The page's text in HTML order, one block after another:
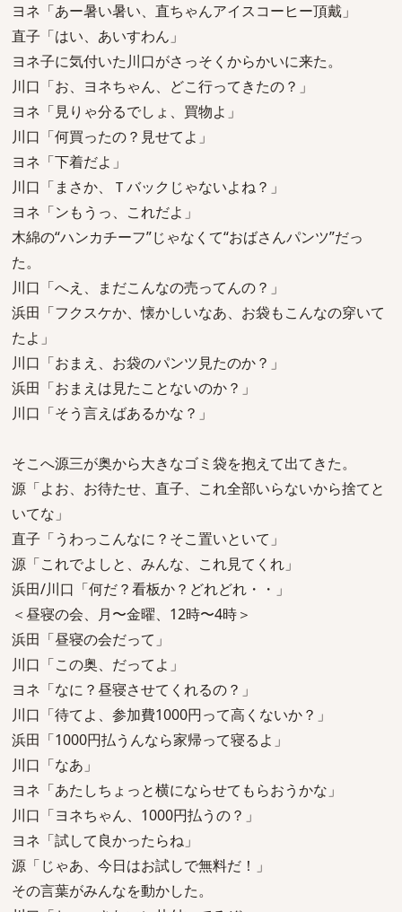
ヨネ「あー暑い暑い、直ちゃんアイスコーヒー頂戴」
直子「はい、あいすわん」
ヨネ子に気付いた川口がさっそくからかいに来た。
川口「お、ヨネちゃん、どこ行ってきたの？」
ヨネ「見りゃ分るでしょ、買物よ」
川口「何買ったの？見せてよ」
ヨネ「下着だよ」
川口「まさか、Ｔバックじゃないよね？」
ヨネ「ンもうっ、これだよ」
木綿の“ハンカチーフ”じゃなくて“おばさんパンツ”だっ
た。
川口「へえ、まだこんなの売ってんの？」
浜田「フクスケか、懐かしいなあ、お袋もこんなの穿いて
たよ」
川口「おまえ、お袋のパンツ見たのか？」
浜田「おまえは見たことないのか？」
川口「そう言えばあるかな？」
そこへ源三が奥から大きなゴミ袋を抱えて出てきた。
源「よお、お待たせ、直子、これ全部いらないから捨てと
いてな」
直子「うわっこんなに？そこ置いといて」
源「これでよしと、みんな、これ見てくれ」
浜田/川口「何だ？看板か？どれどれ・・」
＜昼寝の会、月〜金曜、12時〜4時＞
浜田「昼寝の会だって」
川口「この奥、だってよ」
ヨネ「なに？昼寝させてくれるの？」
川口「待てよ、参加費1000円って高くないか？」
浜田「1000円払うんなら家帰って寝るよ」
川口「なあ」
ヨネ「あたしちょっと横にならせてもらおうかな」
川口「ヨネちゃん、1000円払うの？」
ヨネ「試して良かったらね」
源「じゃあ、今日はお試しで無料だ！」
その言葉がみんなを動かした。